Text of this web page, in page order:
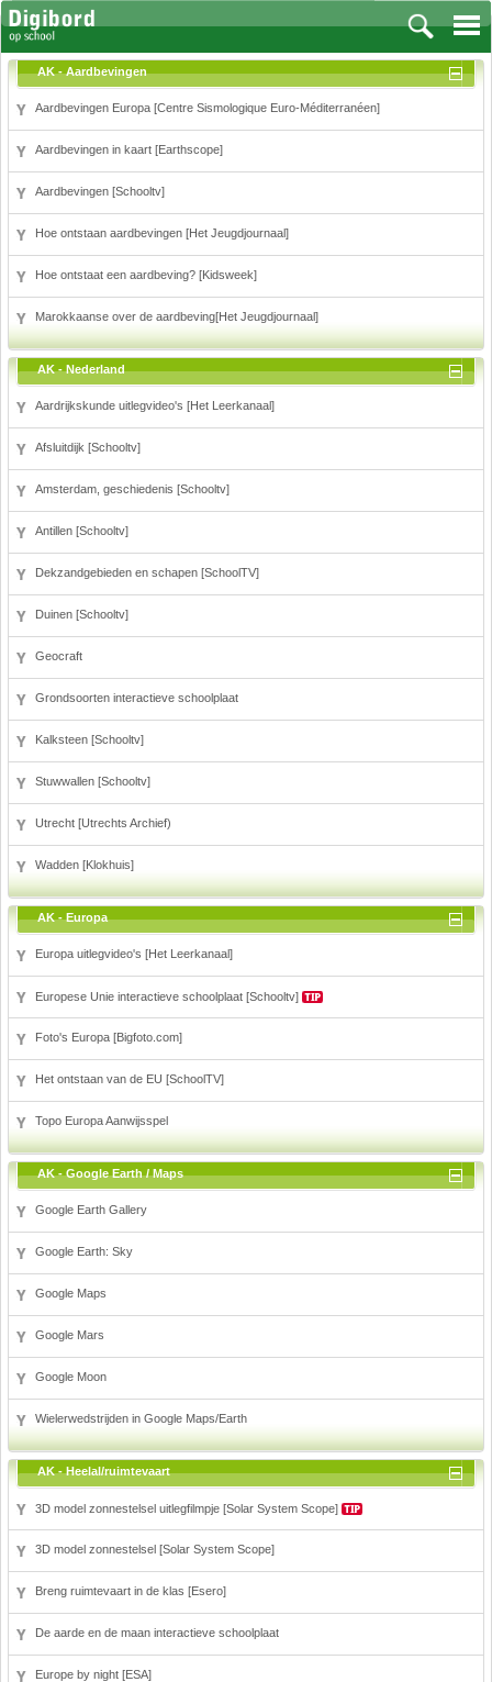
Aardrijkskunde
Frans, Duits, Chinees, Spaans
Kunst en Cultuur
Levensbeschouwing
Lichamelijke opvoeding
Nederlands
Rekenen
Scheikunde
Sport
Techniek
Verkeer
Onderwerpen
Collecties digibord
Downloads basisonderwijs
Herfst
Kerstmis
Kinder-/Jeugdboeken
Lente
Onderbouw PO
Pasen
Voetbal
(Advertenties)
AK - Aardbevingen
Aardbevingen Europa [Centre Sismologique Euro-Méditerranéen]
Aardbevingen in kaart [Earthscope]
Aardbevingen [Schooltv]
Hoe ontstaan aardbevingen [Het Jeugdjournaal]
Hoe ontstaat een aardbeving? [Kidsweek]
Marokkaanse over de aardbeving[Het Jeugdjournaal]
AK - Nederland
Aardrijkskunde uitlegvideo's [Het Leerkanaal]
Afsluitdijk [Schooltv]
Amsterdam, geschiedenis [Schooltv]
Antillen [Schooltv]
Dekzandgebieden en schapen [SchoolTV]
Duinen [Schooltv]
Geocraft
Grondsoorten interactieve schoolplaat
Kalksteen [Schooltv]
Stuwwallen [Schooltv]
Utrecht [Utrechts Archief)
Wadden [Klokhuis]
AK - Europa
Europa uitlegvideo's [Het Leerkanaal]
Europese Unie interactieve schoolplaat [Schooltv]
Foto's Europa [Bigfoto.com]
Het ontstaan van de EU [SchoolTV]
Topo Europa Aanwijsspel
AK - Google Earth / Maps
Google Earth Gallery
Google Earth: Sky
Google Maps
Google Mars
Google Moon
Wielerwedstrijden in Google Maps/Earth
AK - Heelal/ruimtevaart
3D model zonnestelsel uitlegfilmpje [Solar System Scope]
3D model zonnestelsel [Solar System Scope]
Breng ruimtevaart in de klas [Esero]
De aarde en de maan interactieve schoolplaat
Europe by night [ESA]